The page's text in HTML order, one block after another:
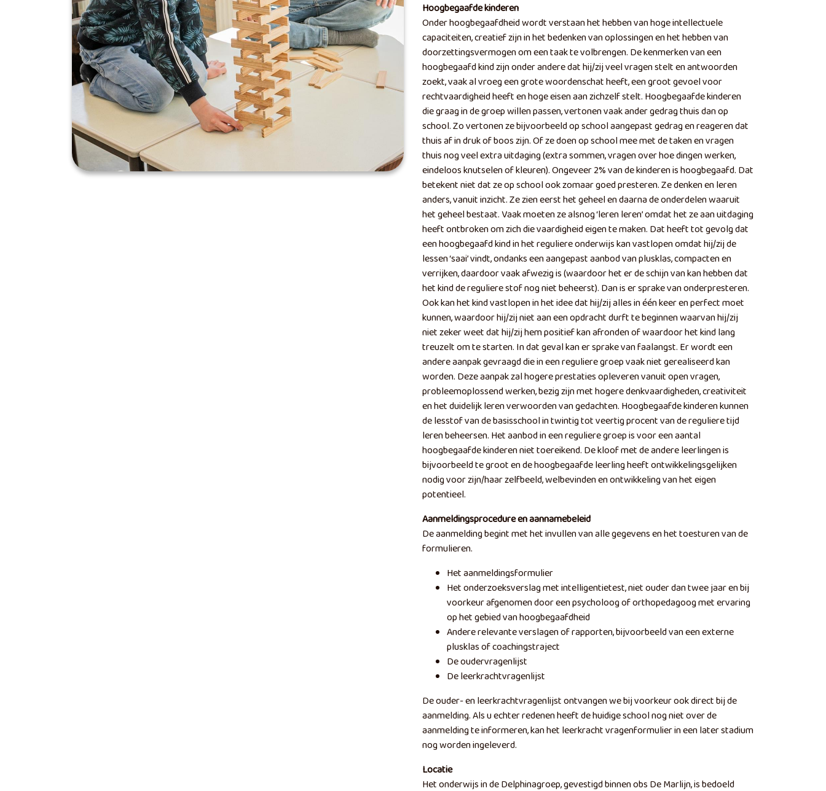
Hoogbegaafde kinderen
Onder hoogbegaafdheid wordt verstaan het hebben van hoge intellectuele
capaciteiten, creatief zijn in het bedenken van oplossingen en het hebben van
doorzettingsvermogen om een taak te volbrengen. De kenmerken van een
hoogbegaafd kind zijn onder andere dat hij/zij veel vragen stelt en antwoorden
zoekt, vaak al vroeg een grote woordenschat heeft, een groot gevoel voor
rechtvaardigheid heeft en hoge eisen aan zichzelf stelt. Hoogbegaafde kinderen
die graag in de groep willen passen, vertonen vaak ander gedrag thuis dan op
school. Zo vertonen ze bijvoorbeeld op school aangepast gedrag en reageren dat
thuis af in druk of boos zijn. Of ze doen op school mee met de taken en vragen
thuis nog veel extra uitdaging (extra sommen, vragen over hoe dingen werken,
eindeloos knutselen of kleuren). Ongeveer 2% van de kinderen is hoogbegaafd. Dat
betekent niet dat ze op school ook zomaar goed presteren. Ze denken en leren
anders, vanuit inzicht. Ze zien eerst het geheel en daarna de onderdelen waaruit
het geheel bestaat. Vaak moeten ze alsnog ‘leren leren’ omdat het ze aan uitdaging
heeft ontbroken om zich die vaardigheid eigen te maken. Dat heeft tot gevolg dat
een hoogbegaafd kind in het reguliere onderwijs kan vastlopen omdat hij/zij de
lessen ‘saai’ vindt, ondanks een aangepast aanbod van plusklas, compacten en
verrijken, daardoor vaak afwezig is (waardoor het er de schijn van kan hebben dat
het kind de reguliere stof nog niet beheerst). Dan is er sprake van onderpresteren.
Ook kan het kind vastlopen in het idee dat hij/zij alles in één keer en perfect moet
kunnen, waardoor hij/zij niet aan een opdracht durft te beginnen waarvan hij/zij
niet zeker weet dat hij/zij hem positief kan afronden of waardoor het kind lang
treuzelt om te starten. In dat geval kan er sprake van faalangst. Er wordt een
andere aanpak gevraagd die in een reguliere groep vaak niet gerealiseerd kan
worden. Deze aanpak zal hogere prestaties opleveren vanuit open vragen,
probleemoplossend werken, bezig zijn met hogere denkvaardigheden, creativiteit
en het duidelijk leren verwoorden van gedachten. Hoogbegaafde kinderen kunnen
de lesstof van de basisschool in twintig tot veertig procent van de reguliere tijd
leren beheersen. Het aanbod in een reguliere groep is voor een aantal
hoogbegaafde kinderen niet toereikend. De kloof met de andere leerlingen is
bijvoorbeeld te groot en de hoogbegaafde leerling heeft ontwikkelingsgelijken
nodig voor zijn/haar zelfbeeld, welbevinden en ontwikkeling van het eigen
potentieel.
Aanmeldingsprocedure en aannamebeleid
De aanmelding begint met het invullen van alle gegevens en het toesturen van de
formulieren.
Het aanmeldingsformulier
Het onderzoeksverslag met intelligentietest, niet ouder dan twee jaar en bij
voorkeur afgenomen door een psycholoog of orthopedagoog met ervaring
op het gebied van hoogbegaafdheid
Andere relevante verslagen of rapporten, bijvoorbeeld van een externe
plusklas of coachingstraject
De oudervragenlijst
De leerkrachtvragenlijst
De ouder- en leerkrachtvragenlijst ontvangen we bij voorkeur ook direct bij de
aanmelding. Als u echter redenen heeft de huidige school nog niet over de
aanmelding te informeren, kan het leerkracht vragenformulier in een later stadium
nog worden ingeleverd.
Locatie
Het onderwijs in de Delphinagroep, gevestigd binnen obs De Marlijn, is bedoeld